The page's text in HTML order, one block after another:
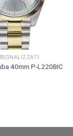
40mm P-L220BIC